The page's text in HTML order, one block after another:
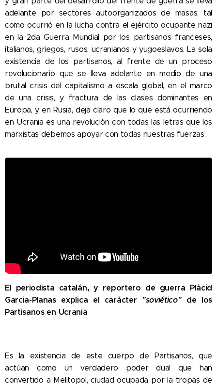
adelante por sectores autoorganizados de masas, tal
como ocurrió en la lucha contra el ejército ocupante nazi
en la 2da Guerra Mundial por los partisanos franceses,
italianos, griegos, rusos, ucranianos y yugoeslavos. La sola
existencia de los partisanos, al frente de un proceso
revolucionario que se lleva adelante en medio de una
brutal crisis del capitalismo a escala global, en el marco
de una crisis, y fractura de las clases dominantes en
Europa, y en Rusia, deja claro que lo que está ocurriendo
en Ucrania es una revolución con todas las letras que los
marxistas debemos apoyar con todas nuestras fuerzas.
El periodista catalán, y reportero de guerra Plàcid
Garcia-Planas explica el carácter
"soviético"de los
Partisanos en Ucrania
Es la existencia de este cuerpo de Partisanos, que
actúan como un verdadero poder dual que han
convertido a Melitopol, ciudad ocupada por la tropas de